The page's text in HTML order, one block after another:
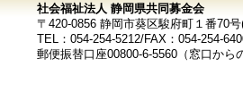
社会福祉法人 静岡県共同募金会
〒420-0856 静岡市葵区駿府町１番70
TEL：054-254-5212/FAX：054-254-
郵便振替口座00800-6-5560（窓口から